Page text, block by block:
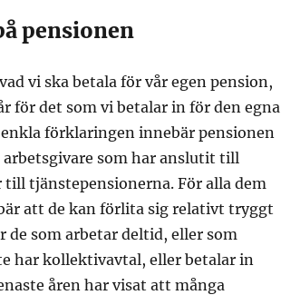
pensionen
vi ska betala för vår egen pension,
för det som vi betalar in för den egna
förklaringen innebär pensionen
som har anslutit till
tjänstepensionerna. För alla dem
att de kan förlita sig relativt tryggt
de som arbetar deltid, eller som
har kollektivavtal, eller betalar in
åren har visat att många